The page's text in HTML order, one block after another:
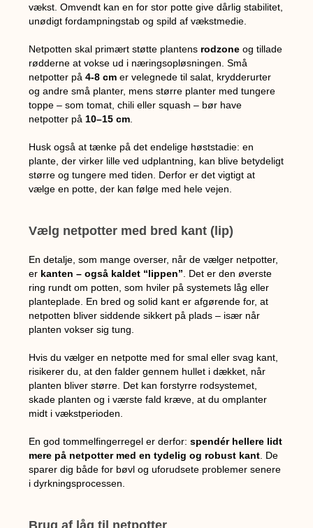
vækst. Omvendt kan en for stor potte give dårlig stabilitet,
unødigt fordampningstab og spild af vækstmedie.
Netpotten skal primært støtte plantens rodzone og tillade
rødderne at vokse ud i næringsopløsningen. Små
netpotter på4-8 cm er velegnede til salat, krydderurter
og andre små planter, mens større planter med tungere
toppe – som tomat, chili eller squash – bør have
netpotter på 10–15 cm
Husk også at tænke på det endelige høststadie: en
plante, der virker lille ved udplantning, kan blive betydeligt
større og tungere med tiden. Derfor er det vigtigt at
vælge en potte, der kan følge med hele vejen.
Vælg netpotter med bred kant (lip)
En detalje, som mange overser, når de vælger netpotter,
er kanten – også kaldet “lippen” . Det er den øverste
ring rundt om potten, som hviler på systemets låg eller
planteplade. En bred og solid kant er afgørende for, at
netpotten bliver siddende sikkert på plads – især når
planten vokser sig tung.
Hvis du vælger en netpotte med for smal eller svag kant,
risikerer du, at den falder gennem hullet i dækket, når
planten bliver større. Det kan forstyrre rodsystemet,
skade planten og i værste fald kræve, at du omplanter
midt i vækstperioden.
En god tommelfingerregel er derfor:spendér hellere lidt
mere på netpotter med en tydelig og robust kant . De
sparer dig både for bøvl og uforudsete problemer senere
i dyrkningsprocessen.
Brug af låg til netpotter